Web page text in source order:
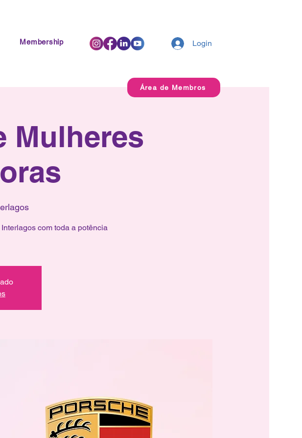
Membership Login
Área de Membros
Mulheres
com toda a potência